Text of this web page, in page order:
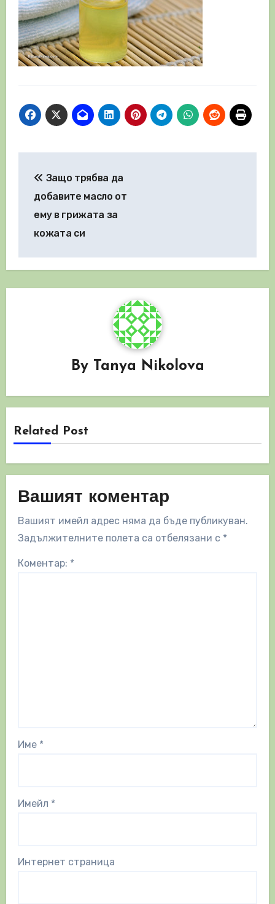
Защо трябва да
добавите масло от
ему в грижата за
кожата си
By Tanya Nikolova
Related Post
Вашият коментар
Вашият имейл адрес няма да бъде публикуван.
Задължителните полета са отбелязани с *
Коментар: *
Име *
Имейл *
Интернет страница